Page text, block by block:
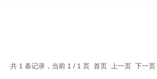
共 1 条记录，当前 1 / 1 页 首页 上一页 下一